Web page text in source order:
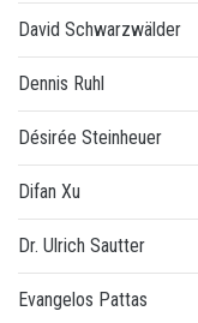
David Schwarzwälder
Dennis Ruhl
Désirée Steinheuer
Difan Xu
Dr. Ulrich Sautter
Evangelos Pattas